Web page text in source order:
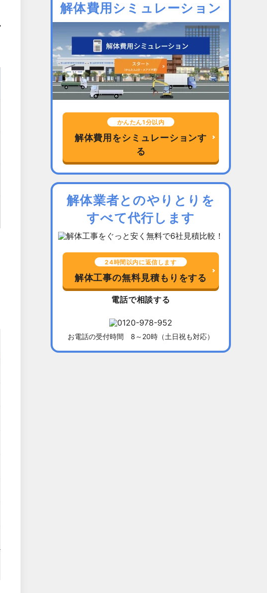
解体費用シミュレーション
かんたん1分以内
解体費用をシミュレーションす
る
解体業者とのやりとりを
すべて代行します
24時間以内に返信します
解体工事の無料見積もりをする
電話で相談する
お電話の受付時間 8～20時（土日祝も対応）